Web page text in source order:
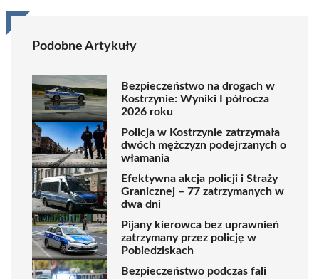
Podobne Artykuły
Bezpieczeństwo na drogach w
Kostrzynie: Wyniki I półrocza
2026 roku
Policja w Kostrzynie zatrzymała
dwóch mężczyzn podejrzanych o
włamania
Efektywna akcja policji i Straży
Granicznej – 77 zatrzymanych w
dwa dni
Pijany kierowca bez uprawnień
zatrzymany przez policję w
Pobiedziskach
Bezpieczeństwo podczas fali